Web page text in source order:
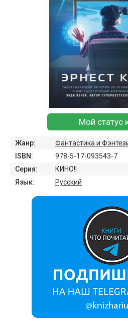
Мой статус
Жанр: Фантастика и
ISBN:
978-5-17-093543-7
Серия:
КИНО!!
Язык:
Русский